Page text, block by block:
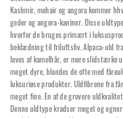
Kashmir, mohair og angora kommer
geder og angora-kaniner. Disse
hvorfor de bruges primært i
beklædning til friluftsliv. Alpaca-uld
laves af kamelhår, er mere slidstærke
meget dyre, blandes de ofte med
luksuriøse produkter. Uldfibrene fra
meget fine. En af de grovere
Denne uldtype kradser meget og